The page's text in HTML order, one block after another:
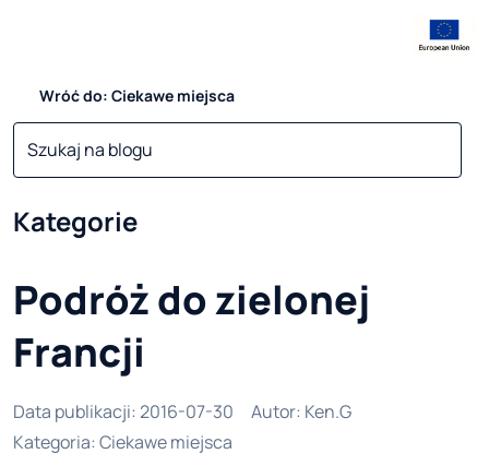
Wróć do: Ciekawe miejsca
Kategorie
Podróż do zielonej
Francji
Data publikacji: 2016-07-30 Autor: Ken.G
Kategoria: Ciekawe miejsca